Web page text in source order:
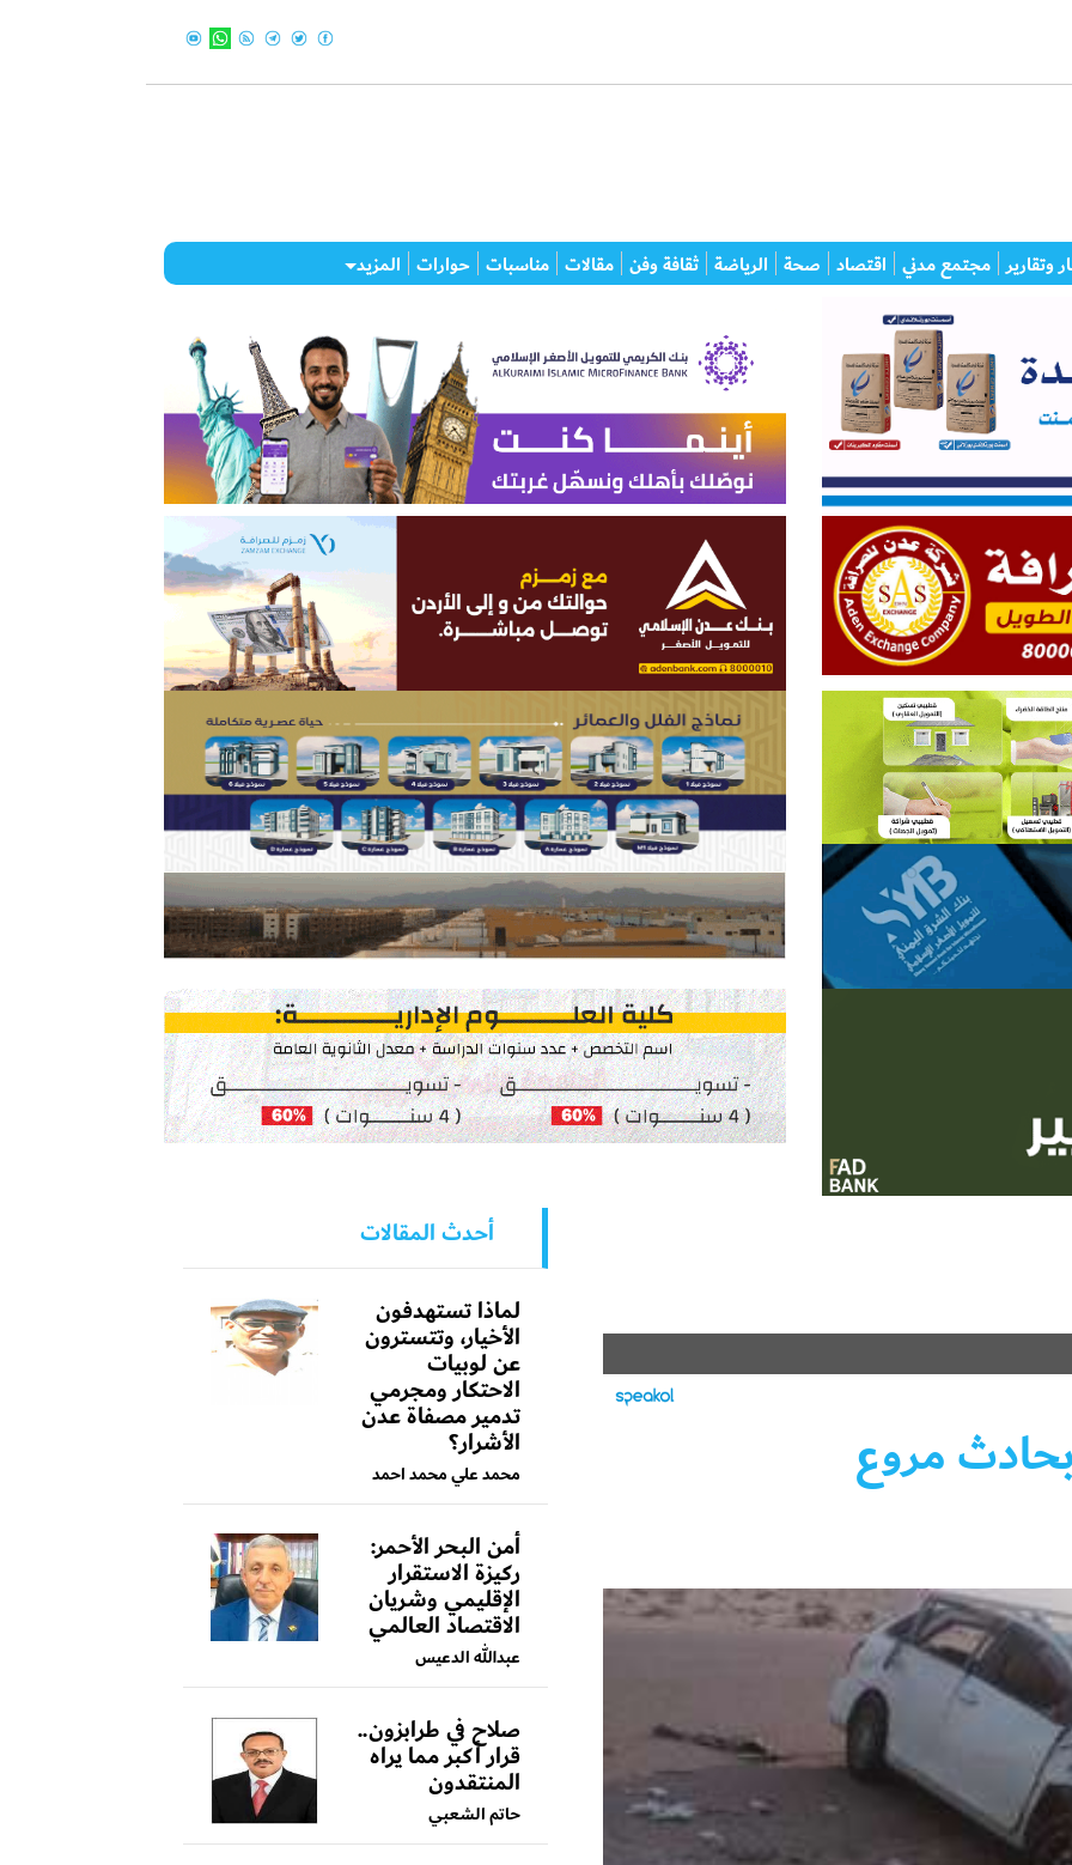
وتقارير مجتمع مدني اقتصاد صحة الرياضة ثقافة وفن مقالات مناسبات حوارات المزيد
مروع
أحدث المقالات
لماذا تستهدفون
الأخيار، وتتسترون
عن لوبيات
الاحتكار ومجرمي
تدمير مصفاة عدن
الأشرار؟
محمد علي محمد احمد
أمن البحر الأحمر:
ركيزة الاستقرار
الإقليمي وشريان
الاقتصاد العالمي
عبدالله الدعيس
صلاح في طرابزون..
قرار أكبر مما يراه
المنتقدون
حاتم الشعبي